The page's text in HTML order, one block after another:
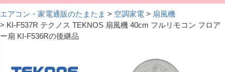
エアコン・家電通販のたまたま 空調家電
扇風機
KI-F537R テクノス TEKNOS 扇風機 40cm フルリモコン フロア
ー扇 KI-F536Rの後継品